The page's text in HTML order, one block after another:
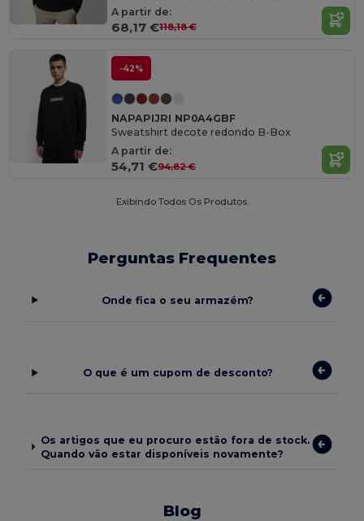
A partir de:
68,17 €118,18 €
-42%
NAPAPIJRI NP0A4GBF
Sweatshirt decote redondo B-Box
A partir de:
54,71 €94,82 €
Exibindo Todos Os Produtos.
Perguntas Frequentes
Onde fica o seu armazém?
O que é um cupom de desconto?
Os artigos que eu procuro estão fora de stock.
Quando vão estar disponíveis novamente?
Blog